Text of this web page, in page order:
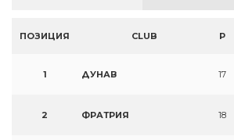
ПОЗИЦИЯ CLUB P
1 ДУНАВ 17
2 ФРАТРИЯ 18